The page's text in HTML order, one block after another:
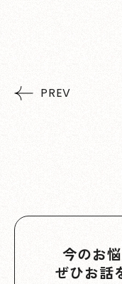
PREV
今のお
ぜひお話